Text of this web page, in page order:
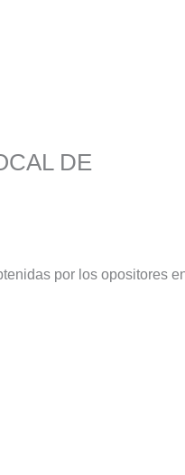
DE
por los opositores